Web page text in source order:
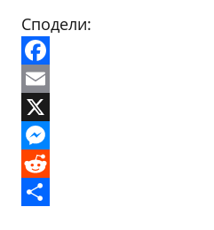
Сподели:
Facebook
Email
X
Messenger
Reddit